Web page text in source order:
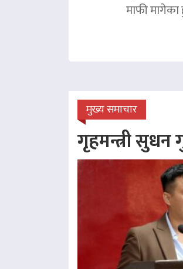
माफी मागेका
मुख्य समाचार
गृहमन्त्री